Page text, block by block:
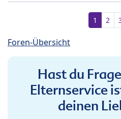
1 2
Foren-Übersicht
Hast du
Elternservice
deinen